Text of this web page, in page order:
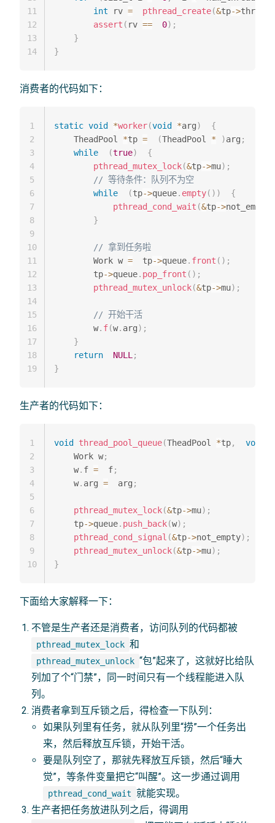
int rv = pthread_create(&tp->threads
assert ( rv == 0) ;
}
}
11
12
13
14
消费者的代码如下：
static void *worker(void *arg)
{
    TheadPool
*tp = (TheadPool * )arg ;
while
(true)
{
pthread_mutex_lock(&tp->mu) ;
// 等待条件：队列不为空
while
(tp->queue. empty( ) )
{
pthread_cond_wait (&tp->not_empty
}
// 拿到任务啦
        Work w
=
  tp
->queue. front ( ) ;
        tp
->queue. pop_front ( ) ;
pthread_mutex_unlock(&tp->mu) ;
// 开始干活
        w
. f(w. arg) ;
}
return
NULL ;
}
1
2
3
4
5
6
7
8
9
10
11
12
13
14
15
16
17
18
19
生产者的代码如下：
void thread_pool_queue(TheadPool *tp, void
    Work w
;
    w
. f =
  f
;
    w
. arg =
  arg
;
pthread_mutex_lock(&tp->mu) ;
    tp
->queue. push_back(w) ;
pthread_cond_signal (&tp->not_empty) ;
pthread_mutex_unlock(&tp->mu) ;
}
1
2
3
4
5
6
7
8
9
10
下面给大家解释一下：
不管是生产者还是消费者，访问队列的代码都被
pthread_mutex_lock 和
pthread_mutex_unlock “包”起来了，这就好比给队
列加了个“门禁”，同一时间只有一个线程能进入队
列。
消费者拿到互斥锁之后，得检查一下队列：
如果队列里有任务，就从队列里“捞”一个任务出
来，然后释放互斥锁，开始干活。
要是队列空了，那就先释放互斥锁，然后“睡大
觉”，等条件变量把它“叫醒”。这一步通过调用
pthread_cond_wait 就能实现。
生产者把任务放进队列之后，得调用